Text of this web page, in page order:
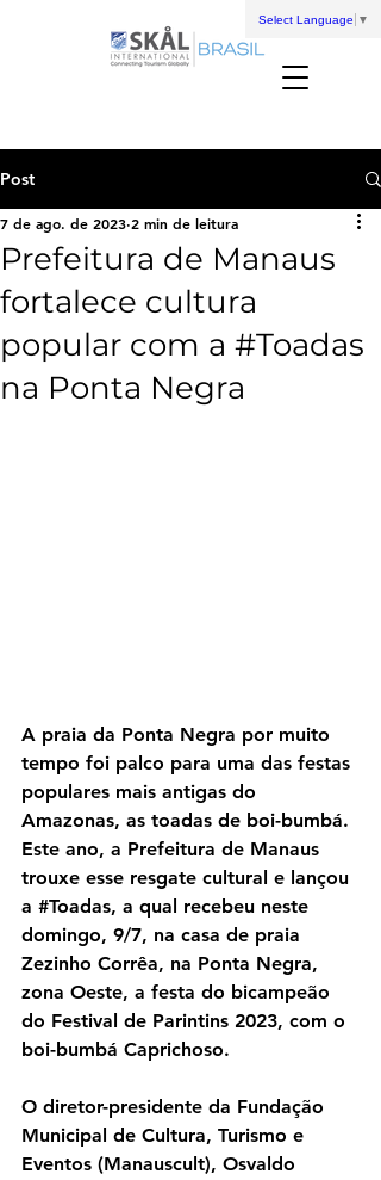
Select Language ▼
Post
Prefeitura de Manaus
fortalece cultura
popular com a #Toadas
na Ponta Negra
7 de ago. de 2023 2 min de leitura
A praia da Ponta Negra por muito
tempo foi palco para uma das festas
populares mais antigas do
Amazonas, as toadas de boi-bumbá.
Este ano, a Prefeitura de Manaus
trouxe esse resgate cultural e lançou
a #Toadas, a qual recebeu neste
domingo, 9/7, na casa de praia
Zezinho Corrêa, na Ponta Negra,
zona Oeste, a festa do bicampeão
do Festival de Parintins 2023, com o
boi-bumbá Caprichoso.
O diretor-presidente da Fundação
Municipal de Cultura, Turismo e
Eventos (Manauscult), Osvaldo